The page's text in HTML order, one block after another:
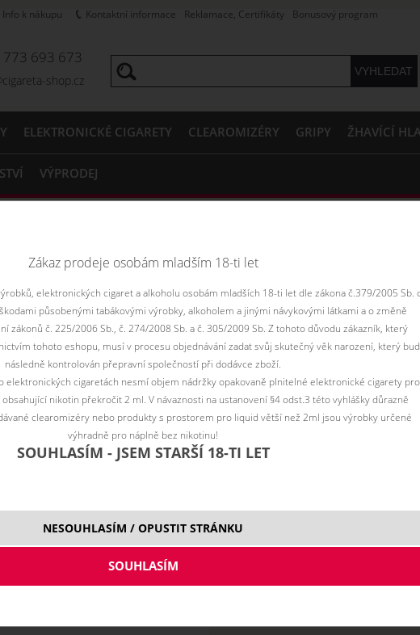
773 693 673
shop.cz
ELEKTRONICKÉ CIGARETY CLEAROMIZÉRY GRIPY ŽHAVÍCÍ
VÝPRODEJ
Info k nákupu Kontaktní informace Reklamace, Certifikáty Bonusový program
Kit
e-cigareta s průměrem 22mm s možností změny výst.režimu (tři
na jednu baterií 18350 nebo 18650 po instalaci prodlužovacího těla
plnění a též spodní regulaci airflow. Součástí balení jsou žh. hlavy s
Toto zboží je prodejné pouze osobám starším 18ti let.
ZBOŽÍ
Cena
bez
DPH:
Zákaz prodeje osobám mladším 18-ti let
elektronických cigaret a alkoholu osobám mladších 18-ti let dle zákona č.379/2005 Sb.
působenými tabákovými výrobky, alkoholem a jinými návykovými látkami a o změně
zákonů č. 225/2006 Sb., č. 274/2008 Sb. a č. 305/2009 Sb. Z tohoto důvodu zákazník, který
tohoto eshopu, musí v procesu objednávání zadat svůj skutečný věk narození, který
následně kontrolován přepravní společností při dodávce zboží.
elektronických cigaretách nesmí objem nádržky opakovaně plnitelné elektronické cigarety pro
nikotin překročit 2 ml. V návaznosti na ustanovení §4 odst.3 této vyhlášky důrazně
clearomizéry nebo produkty s prostorem pro liquid větší než 2ml jsou výrobky určené
výhradně pro náplně bez nikotinu!
SOUHLASÍM - JSEM STARŠÍ 18-TI LET
NESOUHLASÍM / OPUSTIT STRÁNKU